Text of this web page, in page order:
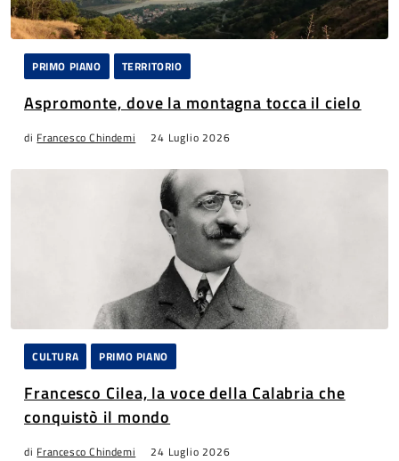
PRIMO PIANO TERRITORIO
Aspromonte, dove la montagna tocca il cielo
di Francesco Chindemi 24 Luglio 2026
CULTURA PRIMO PIANO
Francesco Cilea, la voce della Calabria che
conquistò il mondo
di Francesco Chindemi 24 Luglio 2026